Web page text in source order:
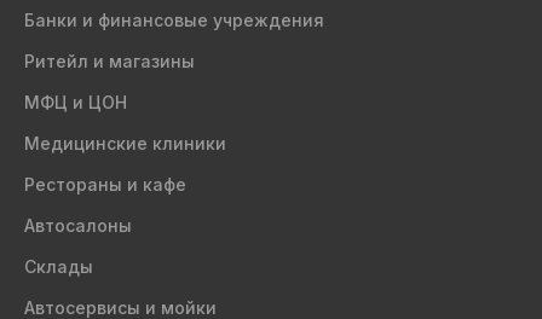
Банки и финансовые учреждения
Ритейл и магазины
МФЦ и ЦОН
Медицинские клиники
Рестораны и кафе
Автосалоны
Склады
Автосервисы и мойки